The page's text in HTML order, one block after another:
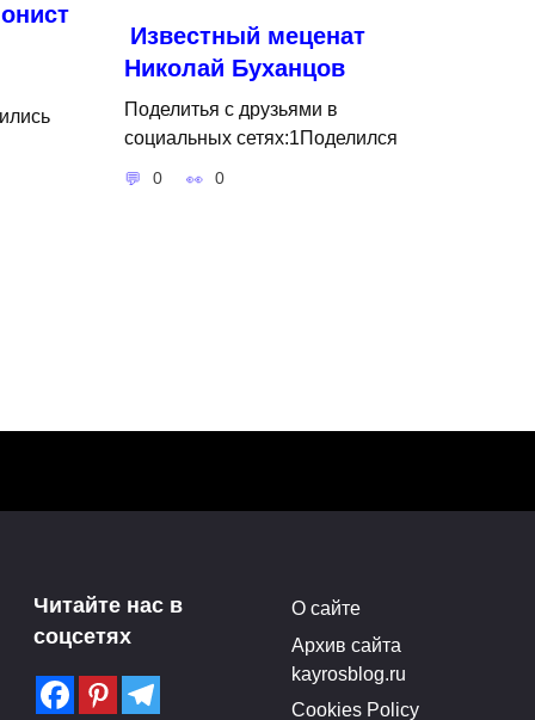
Известный меценат
Николай Буханцов
Поделитья с друзьями в
социальных сетях:1Поделился
0 0
Марии Бургановой в РАХ
(28.04-17.05.15)
Поделитья с друзьями в
социальных сетях:3Поделились
Читайте нас в
соцсетях
О сайте
Архив сайта
kayrosblog.ru
Cookies Policy